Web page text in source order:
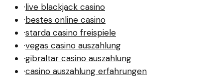
·live blackjack casino
·bestes online casino
·starda casino freispiele
·vegas casino auszahlung
·gibraltar casino auszahlung
·casino auszahlung erfahrungen